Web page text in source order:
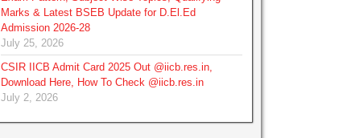
Marks & Latest BSEB Update for D.El.Ed
Admission 2026-28
July 25, 2026
CSIR IICB Admit Card 2025 Out @iicb.res.in,
Download Here, How To Check @iicb.res.in
July 2, 2026